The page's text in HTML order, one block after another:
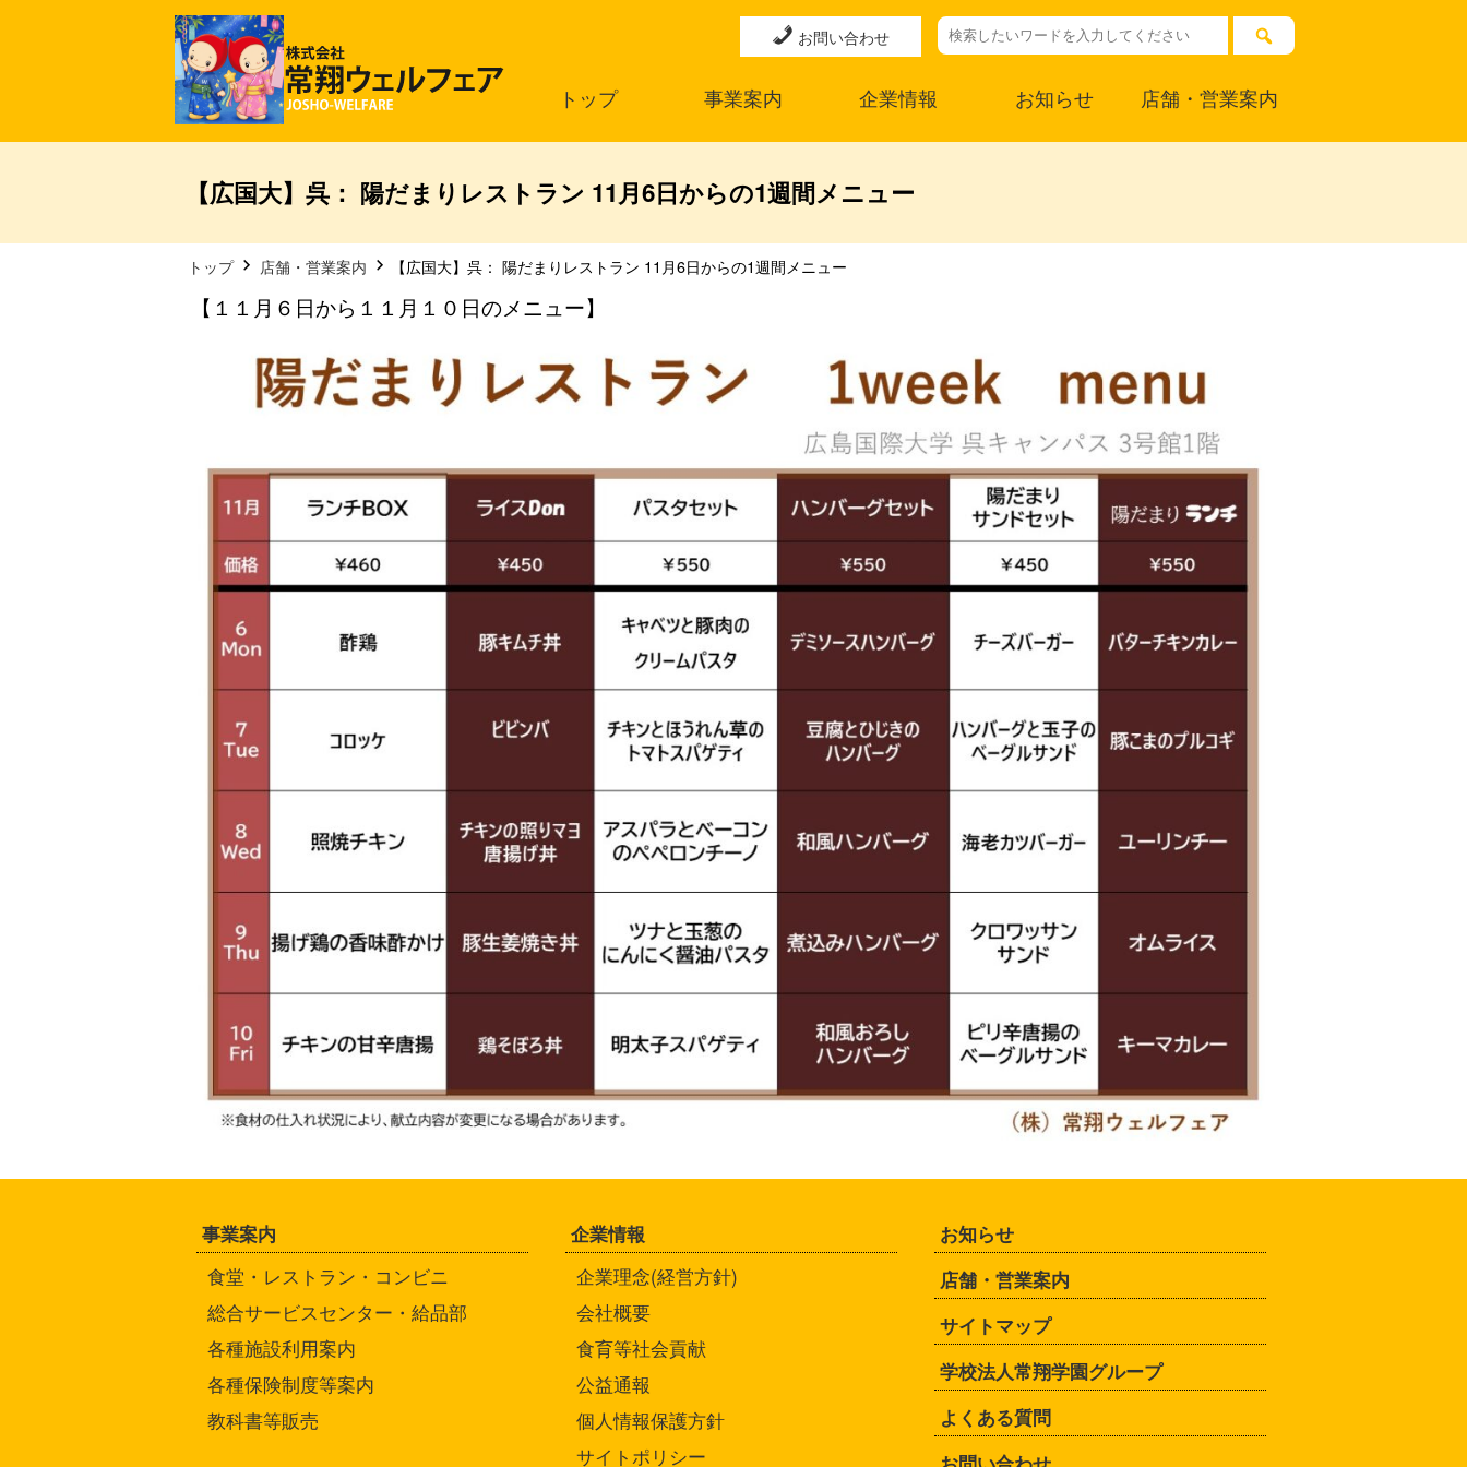
お問い合わせ
トップ 事業案内 企業情報 お知らせ 店舗・営業案内
【広国大】呉： 陽だまりレストラン 11月6日からの1週間メニュー
トップ 店舗・営業案内 【広国大】呉： 陽だまりレストラン 11月6日からの1週間メニュー
【１１月６日から１１月１０日のメニュー】
事業案内
食堂・レストラン・コンビニ
総合サービスセンター・給品部
各種施設利用案内
各種保険制度等案内
教科書等販売
企業情報
企業理念(経営方針)
会社概要
食育等社会貢献
公益通報
個人情報保護方針
サイトポリシー
お知らせ
店舗・営業案内
サイトマップ
学校法人常翔学園グループ
よくある質問